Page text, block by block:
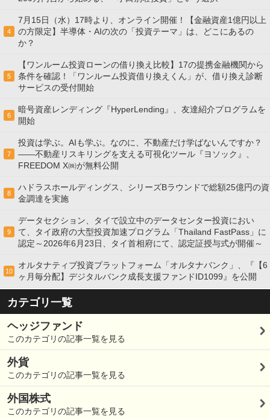
4
7月15日（水）17時より、オンライン開催！【金融資産1億円以上
の方限定】半導体・AIの次の「投資テーマ」は、どこにあるの
か？
5
【ワンルーム投資ローンの借り換え比較】17の提携金融機関から
条件を確認！「ワンルーム投資借り換えくん」が、借り換え診断
サービスの受付開始
6
暗号資産レンディング『HyperLending』、友達紹介プログラムを
開始
7
投資は学ぶ。AIも学ぶ。なのに、不動産だけ学ばないんですか？
——不動産リスキリングを支える可視化ツール『ヨソック』、
FREEDOM X㈱が無料公開
8
ハドラスホールディングス、シリーズBラウンドで総額25億円の資
金調達を実施
9
データセクション、タイで設立中のデータセンター投資におい
て、タイ政府の大型投資加速プログラム「Thailand FastPass」に
認定～2026年6月23日、タイ首相府にて、認定証授与式が開催～
10
オルタナティブ投資プラットフォーム「オルタナバンク」、『【6
ヶ月毎分配】デジタルバンク成長支援ファンドID1099』を公開
カテゴリ一覧
ヘッジファンド
このカテゴリの記事一覧を見る
外貨
このカテゴリの記事一覧を見る
外国株式
このカテゴリの記事一覧を見る